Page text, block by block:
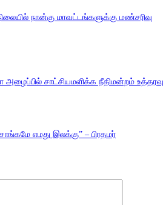
நான்கு மாவட்டங்களுக்கு மண்சரிவு
சாட்சியமளிக்க நீதிமன்றம் உத்தரவு
எமது இலக்கு” – பிரதமர்